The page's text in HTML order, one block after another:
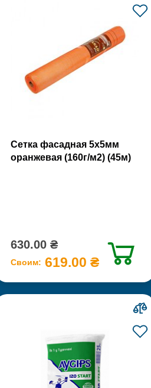
Сетка фасадная 5х5мм
оранжевая (160г/м2) (45м)
630.00 ₴
Своим: 619.00 ₴